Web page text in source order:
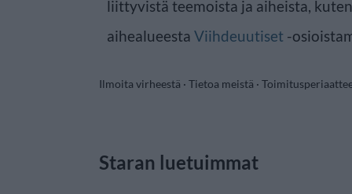
liittyvistä teemoista ja aiheista, kuten
aihealueesta Viihdeuutiset -
Ilmoita virheestä · Tietoa meistä ·
Staran luetuimmat